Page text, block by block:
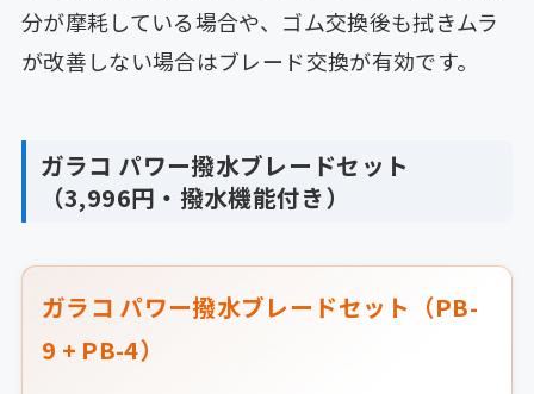
分が摩耗している場合や、ゴム交換後も拭きムラ
が改善しない場合はブレード交換が有効です。
ガラコ パワー撥水ブレードセット
（3,996円・撥水機能付き）
ガラコ パワー撥水ブレードセット（PB-
9 + PB-4）